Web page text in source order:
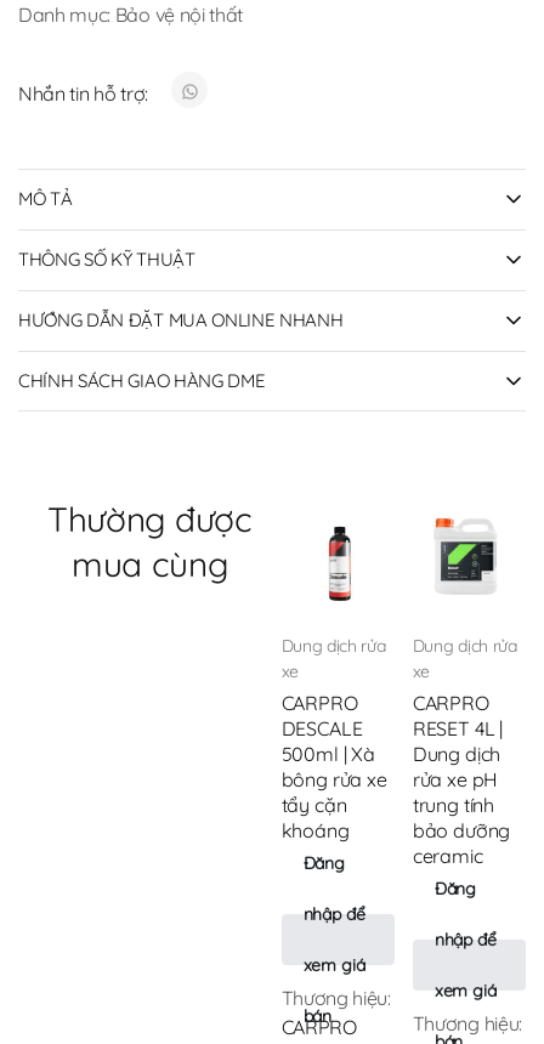
Danh mục: Bảo vệ nội thất
Nhắn tin hỗ trợ:
MÔ TẢ
THÔNG SỐ KỸ THUẬT
HƯỚNG DẪN ĐẶT MUA ONLINE NHANH
CHÍNH SÁCH GIAO HÀNG DME
Thường được
mua cùng
Dung dịch rửa
xe
CARPRO
DESCALE
500ml | Xà
bông rửa xe
tẩy cặn
khoáng
Đăng
nhập để
xem giá
bán
Thương hiệu:
CARPRO
Dung dịch rửa
xe
CARPRO
RESET 4L |
Dung dịch
rửa xe pH
trung tính
bảo dưỡng
ceramic
Đăng
nhập để
xem giá
Thương hiệu: